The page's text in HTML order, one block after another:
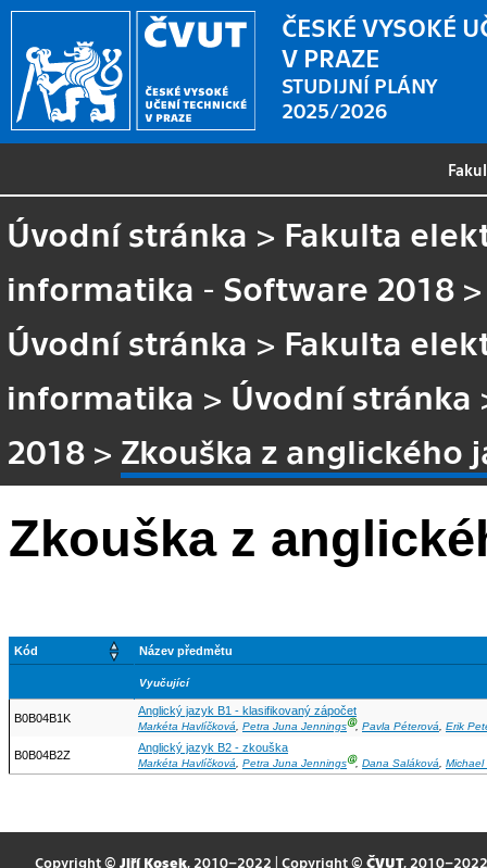
ČESKÉ VYSOKÉ
V PRAZE
STUDIJNÍ PLÁNY
2025/2026
Úvodní stránka > Fakulta
informatika - Software 2018
Úvodní stránka > Fakulta
informatika > Úvodní stránka
2018 > Zkouška z anglického
Zkouška z
Kód Název předmětu
Vyučující
B0B04B1K
Anglický jazyk B1 - klasifikovaný zápočet
Markéta Havlíčková, Petra Juna JenningsⒼ, Pavla Péterová, Erik
B0B04B2Z
Anglický jazyk B2 - zkouška
Markéta Havlíčková, Petra Juna JenningsⒼ, Dana Saláková, Michael
Copyright © Jiří Kosek, 2010–2022 | Copyright © ČVUT, 2010–2022